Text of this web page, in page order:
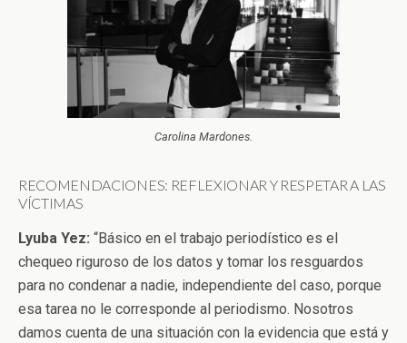
Carolina Mardones.
RECOMENDACIONES: REFLEXIONAR Y RESPETAR A LAS
VÍCTIMAS
Lyuba Yez: “Básico en el trabajo periodístico es el
chequeo riguroso de los datos y tomar los resguardos
para no condenar a nadie, independiente del caso, porque
esa tarea no le corresponde al periodismo. Nosotros
damos cuenta de una situación con la evidencia que está y